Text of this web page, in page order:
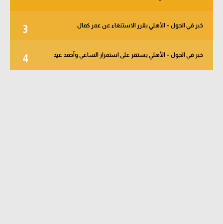
3 خبر في الجول – الأهلي يقرر الاستنغاء عن عمر كمال
4 خبر في الجول – الأهلي يستقر على استمرار الساعي وأحمد عيد